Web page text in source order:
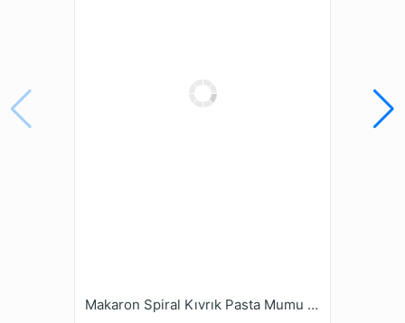
Makaron Spiral Kıvrık Pasta Mumu 6'lı